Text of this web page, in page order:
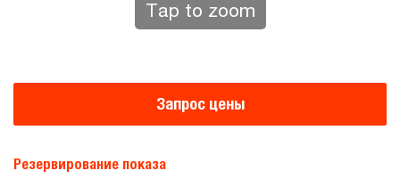
Tap to zoom
Запрос цены
Резервирование показа